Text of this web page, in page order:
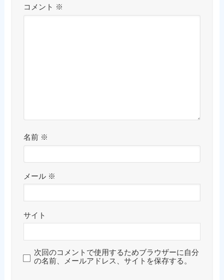
コメント ※
名前 ※
メール ※
サイト
次回のコメントで使用するためブラウザーに自分
の名前、メールアドレス、サイトを保存する。